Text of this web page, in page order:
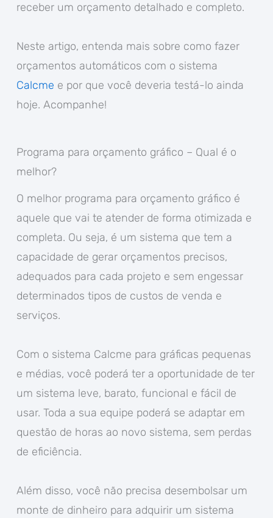
receber um orçamento detalhado e completo.
Neste artigo, entenda mais sobre como fazer
orçamentos automáticos com o sistema
Calcme e por que você deveria testá-lo ainda
hoje. Acompanhe!
Programa para orçamento gráfico – Qual é o
melhor?
O melhor programa para orçamento gráfico é
aquele que vai te atender de forma otimizada e
completa. Ou seja, é um sistema que tem a
capacidade de gerar orçamentos precisos,
adequados para cada projeto e sem engessar
determinados tipos de custos de venda e
serviços.
Com o sistema Calcme para gráficas pequenas
e médias, você poderá ter a oportunidade de ter
um sistema leve, barato, funcional e fácil de
usar. Toda a sua equipe poderá se adaptar em
questão de horas ao novo sistema, sem perdas
de eficiência.
Além disso, você não precisa desembolsar um
monte de dinheiro para adquirir um sistema